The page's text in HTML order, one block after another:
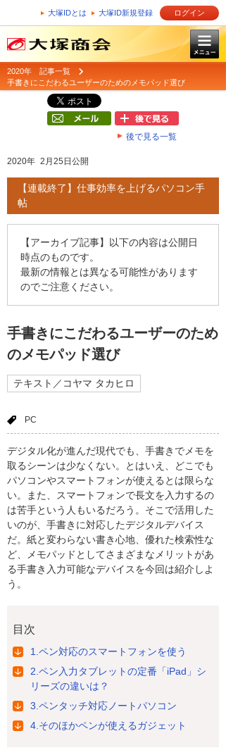
大塚IDとは 大塚ID新規登録 ログイン
2020年 記事一覧
手書きにこだわるユーザーのためのメモパッド選び
後で見る一覧
2020年 2月25日公開
【連載終了】仕事効率を上げるパソコン手
帖
【アーカイブ記事】以下の内容は公開日
時点のものです。
最新の情報とは異なる可能性があります
のでご注意ください。
手書きにこだわるユーザーのため
のメモパッド選び
テキスト／コヤマ タカヒロ
PC
デジタル化が進んだ現代でも、手書きでメモを
取るシーンは少なくない。とはいえ、どこでも
パソコンやスマートフォンが使えるとは限らな
い。また、スマートフォンで長文を入力するの
は苦手という人もいるだろう。そこで活用した
いのが、手書きに対応したデジタルデバイス
だ。紙と変わらない書き心地、優れた検索性な
ど、メモパッドとしてさまざまなメリットがあ
る手書き入力可能なデバイスを今回は紹介しよ
う。
目次
1.ペン対応のスマートフォンを使う
2.ペン入力タブレットの定番「iPad」シ
リーズの違いは？
3.ペンタッチ対応ノートパソコン
4.そのほかペンが使えるガジェット